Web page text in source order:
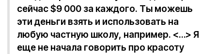
сейчас $9 000 за каждого. Ты можешь
эти деньги взять и использовать на
любую частную школу, например. <…> Я
еще не начала говорить про красоту